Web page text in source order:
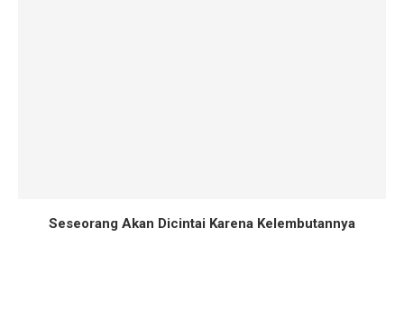
Seseorang Akan Dicintai Karena Kelembutannya